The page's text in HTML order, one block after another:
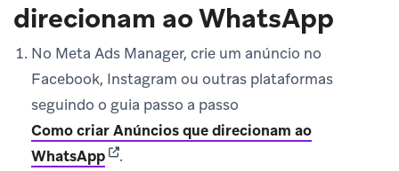
direcionam ao WhatsApp
No Meta Ads Manager, crie um anúncio no
Facebook, Instagram ou outras plataformas
seguindo o guia passo a passo
Como criar Anúncios que direcionam ao
WhatsApp(opens in new tab)
.